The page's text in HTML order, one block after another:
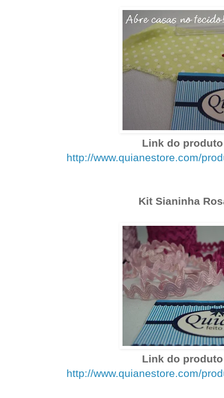
Link do
http://www.quianestore.com/
Kit Sianinha
Link do
http://www.quianestore.com/